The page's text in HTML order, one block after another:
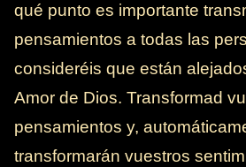
qué punto es importante
pensamientos a todas las
consideréis que están
Amor de Dios. Transformad
pensamientos y,
transformarán vuestros